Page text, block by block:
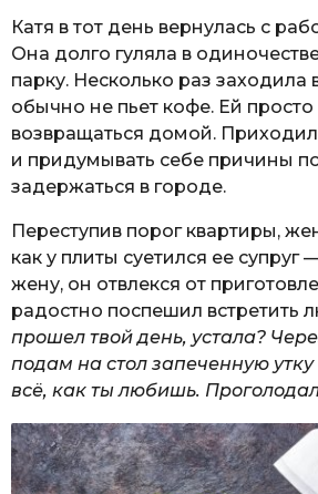
Катя в тот день вернулась с
Она долго гуляла в
парку. Несколько раз заходила
обычно не пьет кофе. Ей просто
возвращаться домой.
и придумывать себе причины
задержаться в городе.
Переступив порог квартиры,
как у плиты суетился ее супруг
жену, он отвлекся от
радостно поспешил встретить
прошел твой день, устала?
подам на стол запеченную
всё, как ты любишь.